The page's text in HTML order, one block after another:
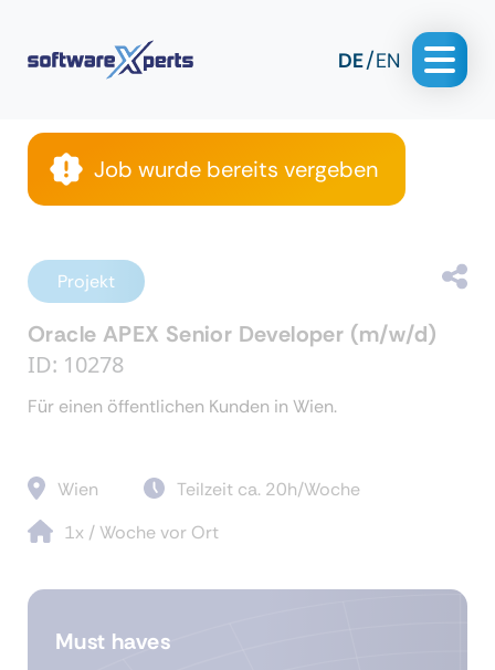
DE EN
Job wurde bereits vergeben
Projekt
Oracle APEX Senior Developer (m/w/d)
ID: 10278
Für einen öffentlichen Kunden in Wien.
Wien
Teilzeit ca. 20h/Woche
1x / Woche vor Ort
Must haves